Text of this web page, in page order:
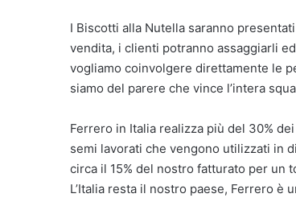
I Biscotti alla Nutella saranno
vendita, i clienti potranno assaggiarli
vogliamo coinvolgere direttamente le
siamo del parere che vince l’intera
Ferrero in Italia realizza più del 30%
semi lavorati che vengono utilizzati in
circa il 15% del nostro fatturato per un
L’Italia resta il nostro paese, Ferrero è